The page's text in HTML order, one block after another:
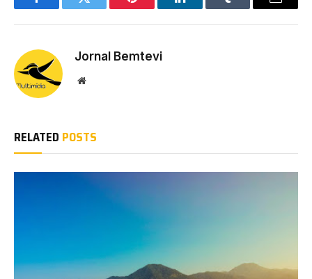
FacebookTwitter Pinterest LinkedInTumblr Email
Jornal Bemtevi
Website
RELATED POSTS